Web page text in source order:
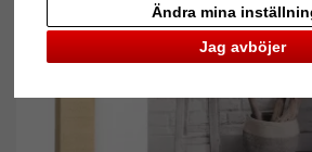
Jag avböjer
Ändra mina